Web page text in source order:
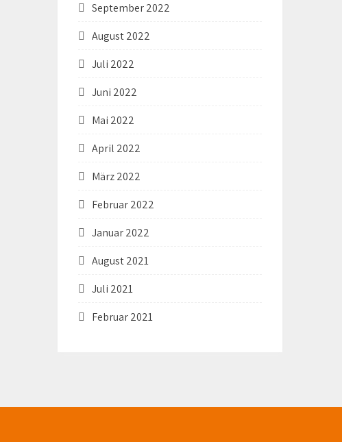
September 2022
August 2022
Juli 2022
Juni 2022
Mai 2022
April 2022
März 2022
Februar 2022
Januar 2022
August 2021
Juli 2021
Februar 2021